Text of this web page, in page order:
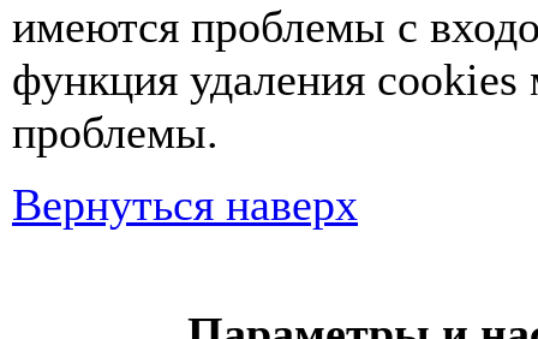
имеются проблемы с
функция удаления
проблемы.
Вернуться наверх